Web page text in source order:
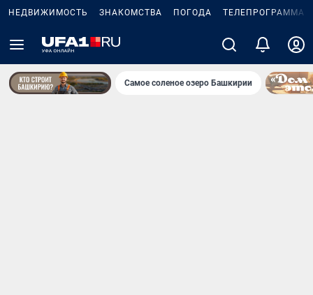
НЕДВИЖИМОСТЬ ЗНАКОМСТВА ПОГОДА ТЕЛЕПРОГРАММА
Самое соленое озеро Башкирии